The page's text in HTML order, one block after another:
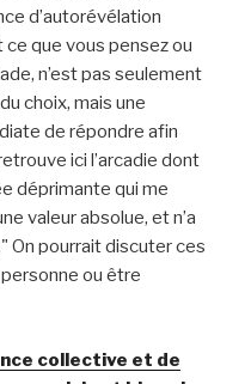
d’autorévélation
que vous pensez ou
n’est pas seulement
choix, mais une
de répondre afin
ici l’arcadie dont
déprimante qui me
valeur absolue, et n’a
On pourrait discuter ces
ou être
collective et de